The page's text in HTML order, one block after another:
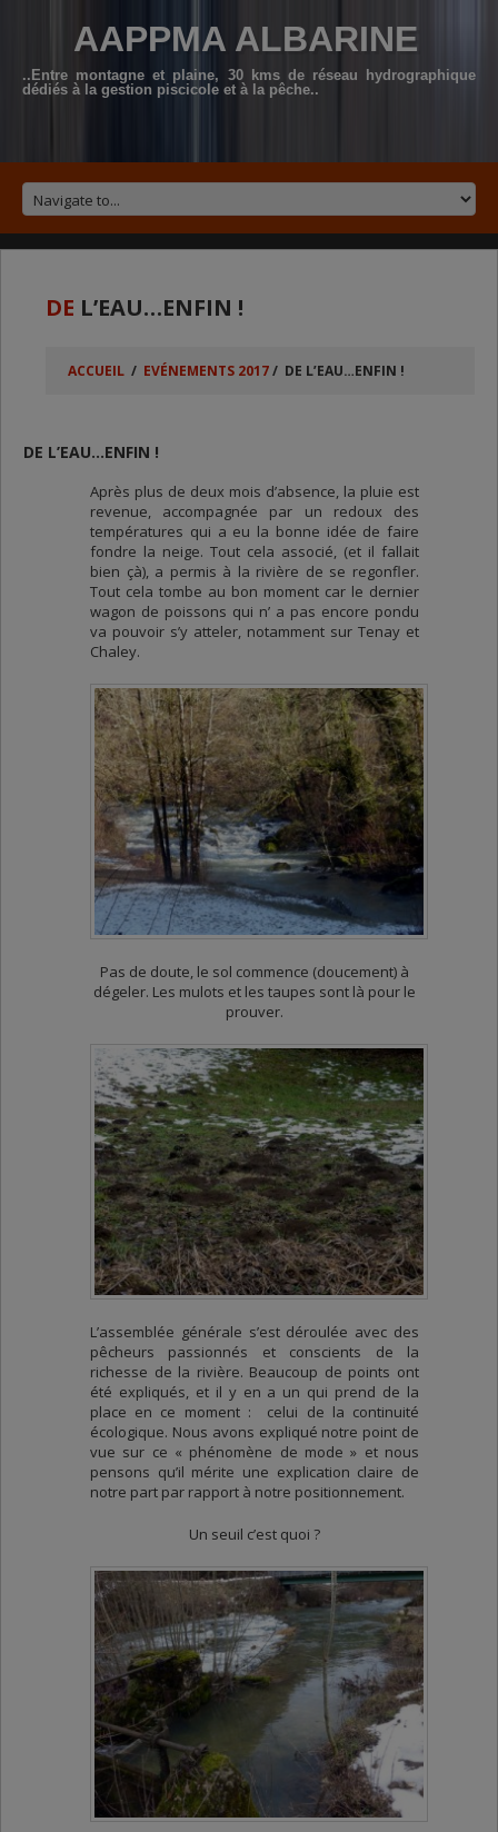
AAPPMA ALBARINE
..Entre montagne et plaine, 30 kms de réseau hydrographique
dédiés à la gestion piscicole et à la pêche..
DE L’EAU…ENFIN !
ACCUEIL / EVÉNEMENTS 2017/ DE L’EAU…ENFIN !
DE L’EAU…ENFIN !
Après plus de deux mois d’absence, la pluie est
revenue, accompagnée par un redoux des
températures qui a eu la bonne idée de faire
fondre la neige. Tout cela associé, (et il fallait
bien çà), a permis à la rivière de se regonfler.
Tout cela tombe au bon moment car le dernier
wagon de poissons qui n’ a pas encore pondu
va pouvoir s’y atteler, notamment sur Tenay et
Chaley.
Pas de doute, le sol commence (doucement) à
dégeler. Les mulots et les taupes sont là pour le
prouver.
L’assemblée générale s’est déroulée avec des
pêcheurs passionnés et conscients de la
richesse de la rivière. Beaucoup de points ont
été expliqués, et il y en a un qui prend de la
place en ce moment : celui de la continuité
écologique. Nous avons expliqué notre point de
vue sur ce « phénomène de mode » et nous
pensons qu’il mérite une explication claire de
notre part par rapport à notre positionnement.
Un seuil c’est quoi ?